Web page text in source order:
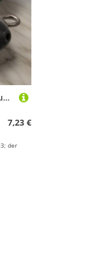
Angelrolle mit Drehgelenk, zum Meeresangeln, Karpfen, Zig-Rig, Gleit-Pose, Kunststoff, Kupfer, 8 x 5 mm, 50 Stück
7,23 €
der